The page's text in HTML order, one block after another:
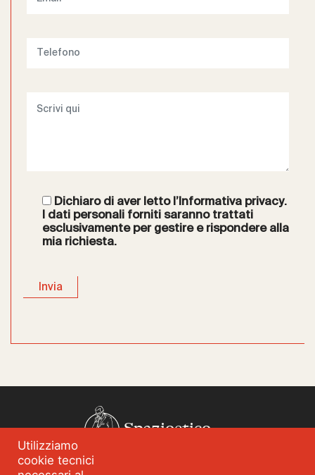
Dichiaro di aver letto l’Informativa privacy.
I dati personali forniti saranno trattati
esclusivamente per gestire e rispondere alla
mia richiesta.
Spazioetico
Chi siamo
Utilizziamo
cookie tecnici